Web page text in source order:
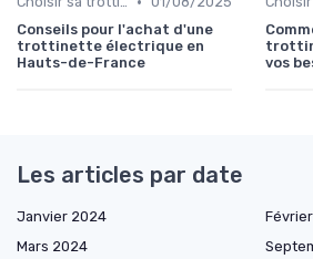
Conseils pour l'achat d'une
trottinette électrique en
Hauts-de-France
vos
Les articles par date
Janvier 2024
Mars 2024